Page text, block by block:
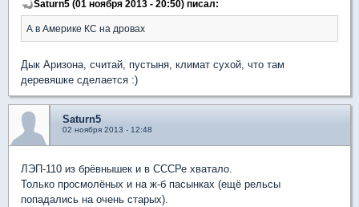
Saturn5 (01 ноября 2013 - 20:50) писал:
А в Америке КС на дровах
Дык Аризона, считай, пустыня, климат сухой, что там
деревяшке сделается :)
Saturn5
02 ноября 2013 - 12:48
ЛЭП-110 из брёвнышек и в СССРе хватало.
Только просмолёных и на ж-б пасынках (ещё рельсы
попадались на очень старых).